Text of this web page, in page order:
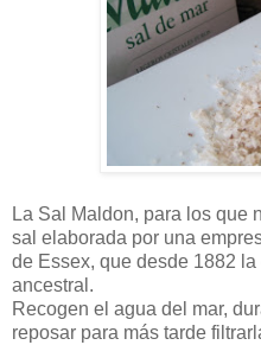
La Sal Maldon, para los que
sal elaborada por una
de Essex, que desde 1882
ancestral.
Recogen el agua del mar,
reposar para más tarde